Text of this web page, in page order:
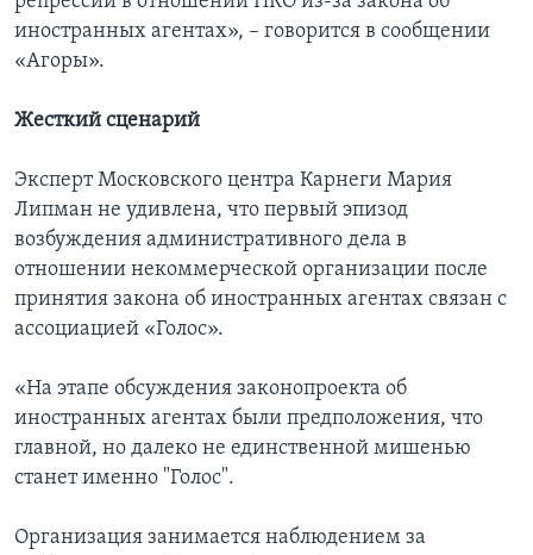
иностранных агентах», – говорится в сообщении
«Агоры».
Жесткий сценарий
Эксперт Московского центра Карнеги Мария
Липман не удивлена, что первый эпизод
возбуждения административного дела в
отношении некоммерческой организации после
принятия закона об иностранных агентах связан с
ассоциацией «Голос».
«На этапе обсуждения законопроекта об
иностранных агентах были предположения, что
главной, но далеко не единственной мишенью
станет именно "Голос".
Организация занимается наблюдением за